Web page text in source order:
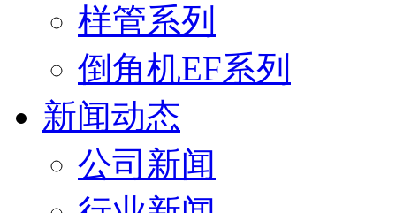
样管系列
倒角机EF系列
新闻动态
公司新闻